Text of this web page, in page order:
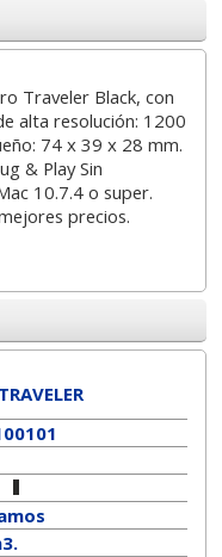
Traveler Black, con
alta resolución: 1200
74 x 39 x 28 mm.
& Play Sin
10.7.4 o super.
precios.